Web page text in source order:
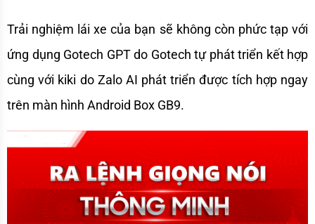
Trải nghiệm lái xe của bạn sẽ không còn phức tạp với
ứng dụng Gotech GPT do Gotech tự phát triển kết hợp
cùng với kiki do Zalo AI phát triển được tích hợp ngay
trên màn hình Android Box GB9.